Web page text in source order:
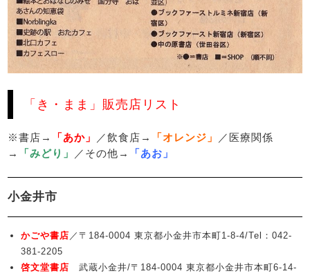
「き・まま」販売店リスト
※書店→ 「あか」 ／飲食店→ 「オレンジ」
／医療関係
→
「みどり」 ／その他→ 「あお」
小金井市
かごや書店 ／〒184-0004 東京都小金井市本町1-8-4/Tel：042-
381-2205
啓文堂書店 武蔵小金井/〒184-0004 東京都小金井市本町6-14-